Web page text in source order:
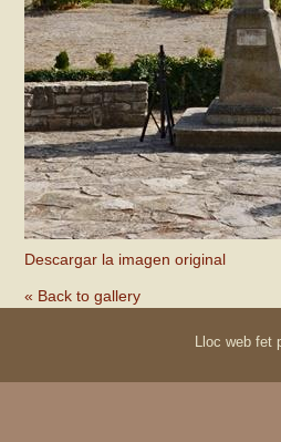
Descargar la imagen original
« Back to gallery
Lloc web fet